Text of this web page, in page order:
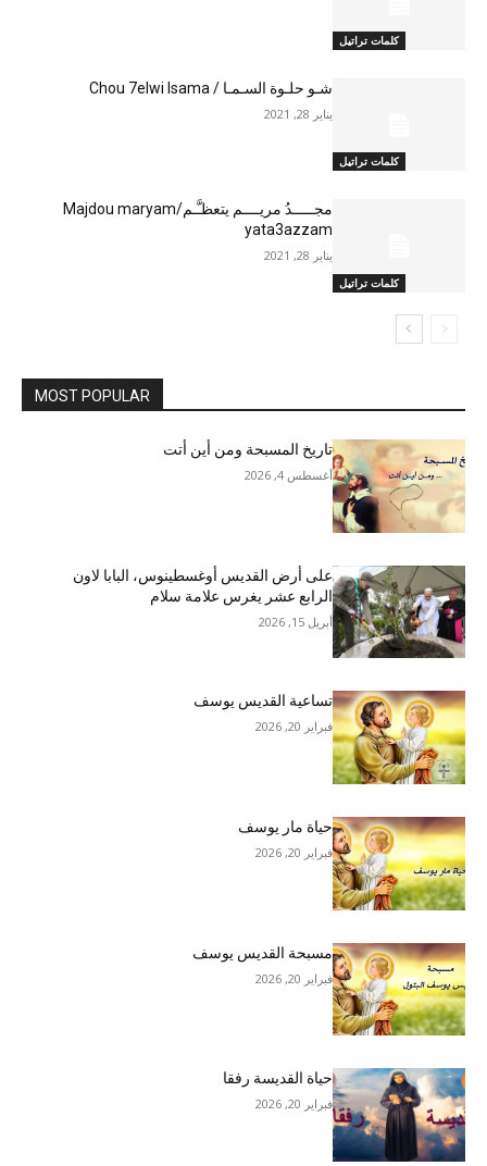
كلمات تراتيل
كلمات تراتيل
شـو حلـوة السـمـا / Chou 7elwi lsama
يناير 28, 2021
كلمات تراتيل
مجـــــدُ مريــــم يتعظـَّـم/Majdou maryam
yata3azzam
يناير 28, 2021
MOST POPULAR
تاريخ المسبحة ومن أين أتت
أغسطس 4, 2026
على أرض القديس أوغسطينوس، البابا لاون
الرابع عشر يغرس علامة سلام
أبريل 15, 2026
تساعية القديس يوسف
فبراير 20, 2026
حياة مار يوسف
فبراير 20, 2026
مسبحة القديس يوسف
فبراير 20, 2026
حياة القديسة رفقا
فبراير 20, 2026